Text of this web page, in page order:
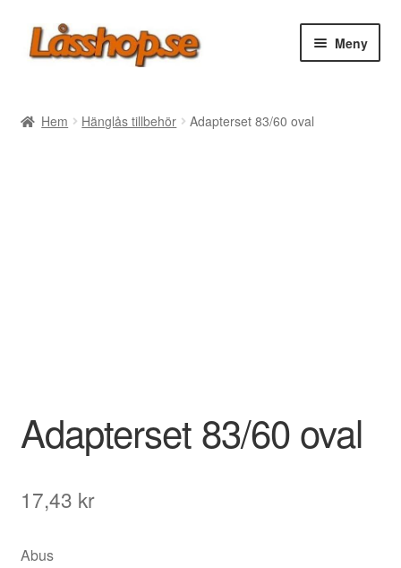
Hoppa
till
Hoppa
till
Meny
Hem Hänglås tillbehör Adapterset 83/60 oval
Adapterset 83/60 oval
17,43 kr
Abus